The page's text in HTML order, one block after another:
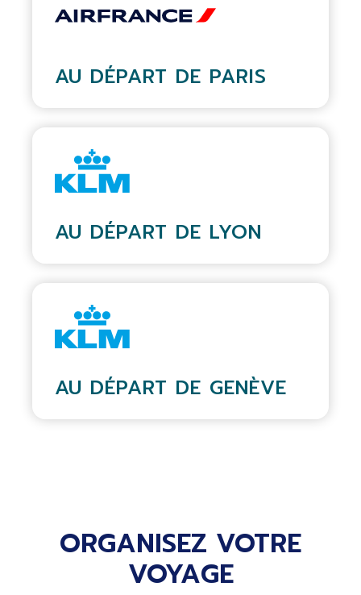
AU DÉPART DE PARIS
AU DÉPART DE LYON
AU DÉPART DE GENÈVE
ORGANISEZ VOTRE
VOYAGE